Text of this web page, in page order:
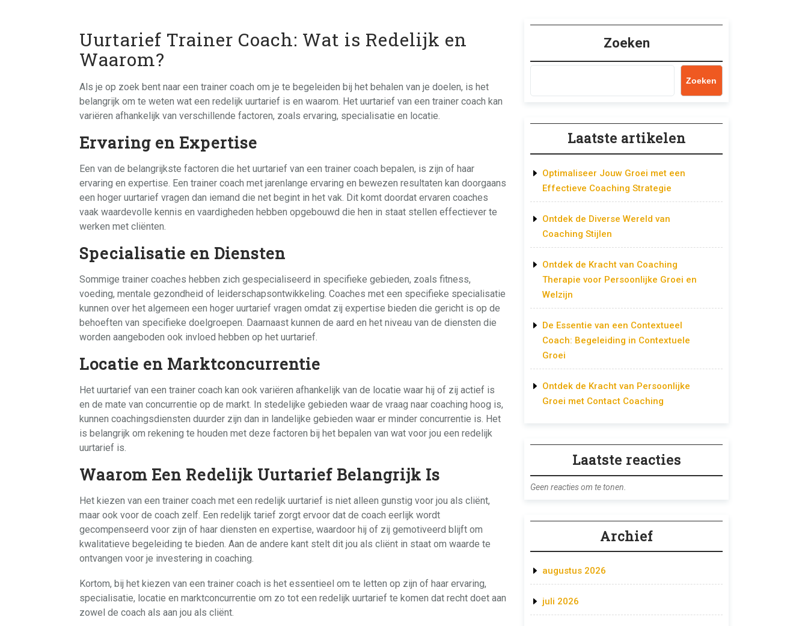
Uurtarief Trainer Coach: Wat is Redelijk en
Waarom?
Als je op zoek bent naar een trainer coach om je te begeleiden bij het behalen van je doelen, is het
belangrijk om te weten wat een redelijk uurtarief is en waarom. Het uurtarief van een trainer coach kan
variëren afhankelijk van verschillende factoren, zoals ervaring, specialisatie en locatie.
Ervaring en Expertise
Een van de belangrijkste factoren die het uurtarief van een trainer coach bepalen, is zijn of haar
ervaring en expertise. Een trainer coach met jarenlange ervaring en bewezen resultaten kan doorgaans
een hoger uurtarief vragen dan iemand die net begint in het vak. Dit komt doordat ervaren coaches
vaak waardevolle kennis en vaardigheden hebben opgebouwd die hen in staat stellen effectiever te
werken met cliënten.
Specialisatie en Diensten
Sommige trainer coaches hebben zich gespecialiseerd in specifieke gebieden, zoals fitness,
voeding, mentale gezondheid of leiderschapsontwikkeling. Coaches met een specifieke specialisatie
kunnen over het algemeen een hoger uurtarief vragen omdat zij expertise bieden die gericht is op de
behoeften van specifieke doelgroepen. Daarnaast kunnen de aard en het niveau van de diensten die
worden aangeboden ook invloed hebben op het uurtarief.
Locatie en Marktconcurrentie
Het uurtarief van een trainer coach kan ook variëren afhankelijk van de locatie waar hij of zij actief is
en de mate van concurrentie op de markt. In stedelijke gebieden waar de vraag naar coaching hoog is,
kunnen coachingsdiensten duurder zijn dan in landelijke gebieden waar er minder concurrentie is. Het
is belangrijk om rekening te houden met deze factoren bij het bepalen van wat voor jou een redelijk
uurtarief is.
Waarom Een Redelijk Uurtarief Belangrijk Is
Het kiezen van een trainer coach met een redelijk uurtarief is niet alleen gunstig voor jou als cliënt,
maar ook voor de coach zelf. Een redelijk tarief zorgt ervoor dat de coach eerlijk wordt
gecompenseerd voor zijn of haar diensten en expertise, waardoor hij of zij gemotiveerd blijft om
kwalitatieve begeleiding te bieden. Aan de andere kant stelt dit jou als cliënt in staat om waarde te
ontvangen voor je investering in coaching.
Kortom, bij het kiezen van een trainer coach is het essentieel om te letten op zijn of haar ervaring,
specialisatie, locatie en marktconcurrentie om zo tot een redelijk uurtarief te komen dat recht doet aan
zowel de coach als aan jou als cliënt.
Zoeken
Zoeken
Laatste artikelen
Optimaliseer Jouw Groei met een
Effectieve Coaching Strategie
Ontdek de Diverse Wereld van
Coaching Stijlen
Ontdek de Kracht van Coaching
Therapie voor Persoonlijke Groei en
Welzijn
De Essentie van een Contextueel
Coach: Begeleiding in Contextuele
Groei
Ontdek de Kracht van Persoonlijke
Groei met Contact Coaching
Laatste reacties
Geen reacties om te tonen.
Archief
augustus 2026
juli 2026